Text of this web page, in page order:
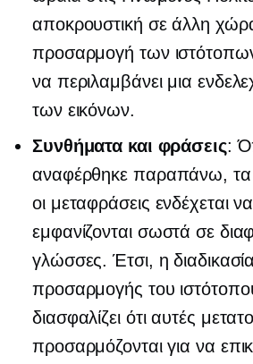
αποκρουστική σε άλλη
προσαρμογή των
να περιλαμβάνει μια
των εικόνων.
Συνθήματα και φράσεις:
αναφέρθηκε παραπάνω, τα
οι μεταφράσεις ενδέχεται
εμφανίζονται σωστά σε
γλώσσες. Έτσι, η
προσαρμογής του
διασφαλίζει ότι αυτές
προσαρμόζονται για να